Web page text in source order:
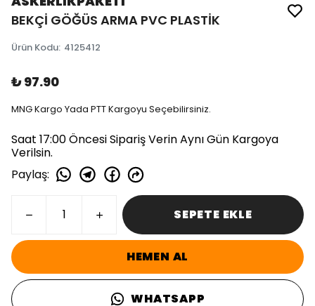
BEKÇİ GÖĞÜS ARMA PVC PLASTİK
Ürün Kodu: 4125412
₺ 97.90
MNG Kargo Yada PTT Kargoyu Seçebilirsiniz.
Saat 17:00 Öncesi Sipariş Verin Aynı Gün Kargoya
Verilsin.
Paylaş:
SEPETE EKLE
HEMEN AL
WHATSAPP